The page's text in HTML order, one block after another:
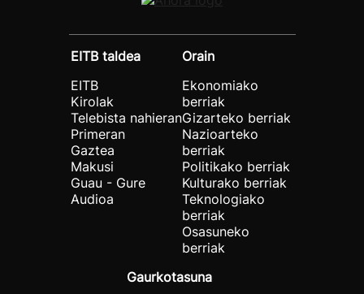
EITB taldea
EITB
Kirolak
Telebista nahieran
Primeran
Gaztea
Makusi
Guau - Gure
Audioa
Orain
Ekonomiako
berriak
Gizarteko berriak
Nazioarteko
berriak
Politikako berriak
Kulturako berriak
Teknologiako
berriak
Osasuneko
berriak
Gaurkotasuna